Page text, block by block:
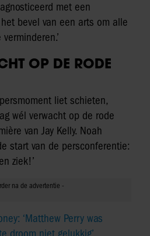
met een
bevel van een arts om alle
OP DE RODE
liet schieten,
wél verwacht op de rode
van Jay Kelly. Noah
start van de persconferentie:
ziek!’
‘Matthew Perry was